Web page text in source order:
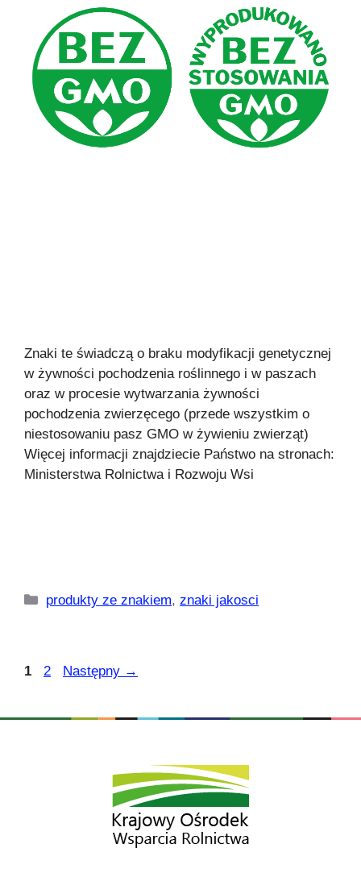
Znaki te świadczą o braku modyfikacji genetycznej
w żywności pochodzenia roślinnego i w paszach
oraz w procesie wytwarzania żywności
pochodzenia zwierzęcego (przede wszystkim o
niestosowaniu pasz GMO w żywieniu zwierząt)
Więcej informacji znajdziecie Państwo na stronach:
Ministerstwa Rolnictwa i Rozwoju Wsi
Kategorie
produkty ze znakiem,znaki jakosci
Strona
1 Strona
2 Następny →